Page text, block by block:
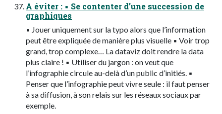
A éviter : ▪ Se contenter d’une succession de
graphiques
▪ Jouer uniquement sur la typo alors que l’information
peut être expliquée de manière plus visuelle ▪ Voir trop
grand, trop complexe… La dataviz doit rendre la data
plus claire ! ▪ Utiliser du jargon : on veut que
l’infographie circule au-delà d’un public d’initiés. ▪
Penser que l’infographie peut vivre seule : il faut penser
à sa diffusion, à son relais sur les réseaux sociaux par
exemple.